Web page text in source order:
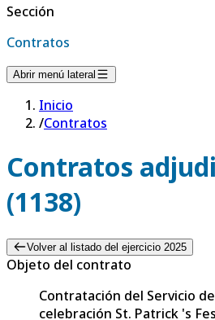
Sección
Contratos
Abrir menú lateral
Inicio
/Contratos
Contratos
(1138)
Volver al listado del ejercicio 2025
Objeto del contrato
Contratación del Servicio
celebración St. Patrick 's